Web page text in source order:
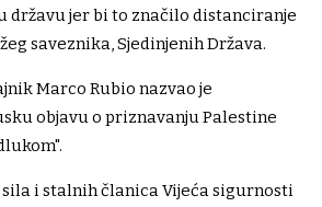
državu jer bi to značilo distanciranje
saveznika, Sjedinjenih Država.
Marco Rubio nazvao je
objavu o priznavanju Palestine
i stalnih članica Vijeća sigurnosti